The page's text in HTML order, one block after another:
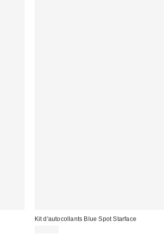
Kit d'autocollants Blue Spot Starface